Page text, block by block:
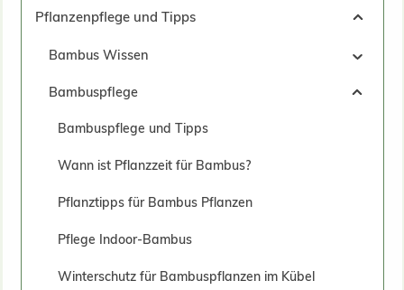
Pflanzenpflege und Tipps
Bambus Wissen
Bambuspflege
Bambuspflege und Tipps
Wann ist Pflanzzeit für Bambus?
Pflanztipps für Bambus Pflanzen
Pflege Indoor-Bambus
Winterschutz für Bambuspflanzen im Kübel